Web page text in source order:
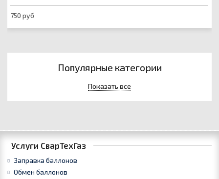
750 руб
Популярные категории
Показать все
Услуги СварТехГаз
Заправка баллонов
Обмен баллонов